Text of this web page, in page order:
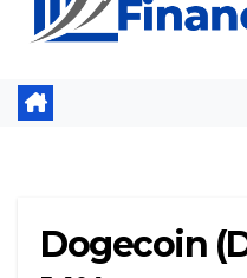
Dogecoin